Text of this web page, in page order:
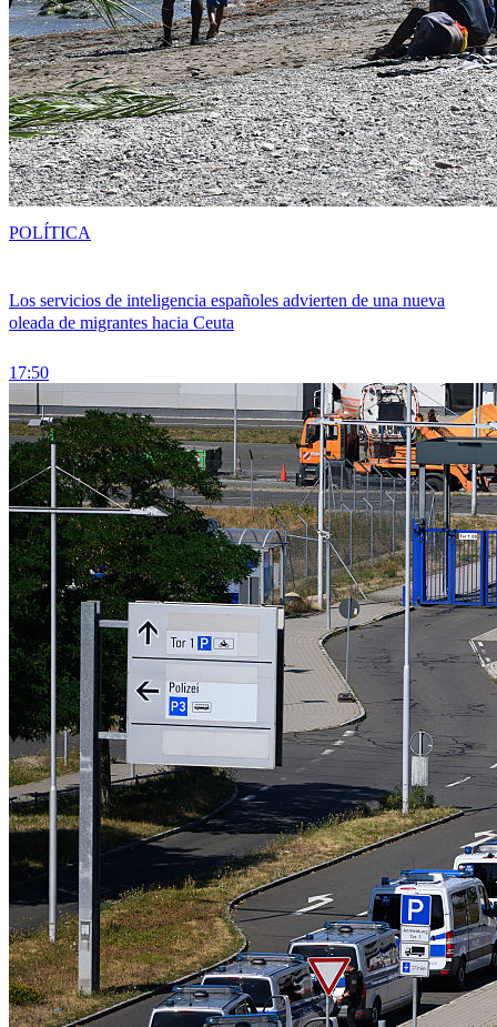
Los servicios de inteligencia españoles advierten de una nueva
oleada de migrantes hacia Ceuta
17:50
POLÍTICA